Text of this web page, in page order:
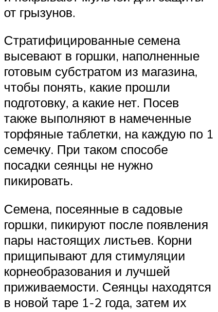
от грызунов.
Стратифицированные семена
высевают в горшки, наполненные
готовым субстратом из магазина,
чтобы понять, какие прошли
подготовку, а какие нет. Посев
также выполняют в намеченные
торфяные таблетки, на каждую по 1
семечку. При таком способе
посадки сеянцы не нужно
пикировать.
Семена, посеянные в садовые
горшки, пикируют после появления
пары настоящих листьев. Корни
прищипывают для стимуляции
корнеобразования и лучшей
приживаемости. Сеянцы находятся
в новой таре 1-2 года, затем их